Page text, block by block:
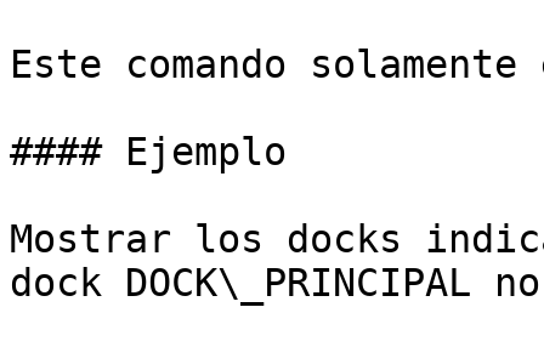
Este comando
#### Ejemplo
Mostrar los docks
dock